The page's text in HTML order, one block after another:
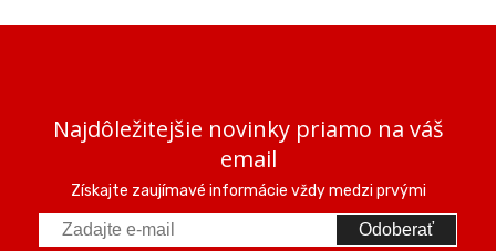
Najdôležitejšie novinky priamo na váš
email
Získajte zaujímavé informácie vždy medzi prvými
Odoberať